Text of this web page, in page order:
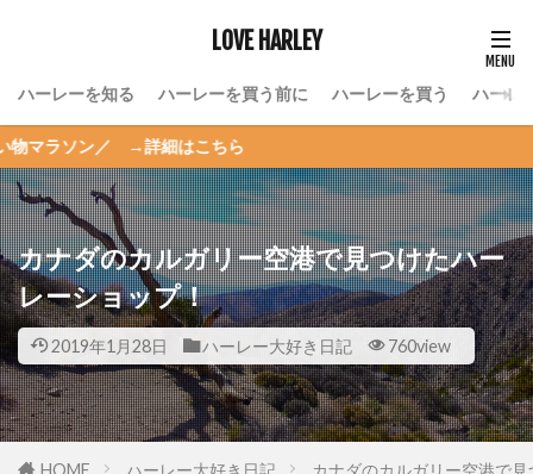
LOVE HARLEY
ハーレーを知る ハーレーを買う前に ハーレーを買う ハーレ
詳細はこちら
カナダのカルガリー空港で見つけたハー
レーショップ！
2019年1月28日 ハーレー大好き日記 760view
HOME ハーレー大好き日記 カナダのカルガリー空港で